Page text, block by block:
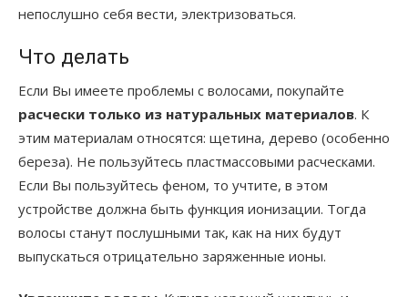
непослушно себя вести, электризоваться.
Что делать
Если Вы имеете проблемы с волосами, покупайте
расчески только из натуральных материалов. К
этим материалам относятся: щетина, дерево (особенно
береза). Не пользуйтесь пластмассовыми расческами.
Если Вы пользуйтесь феном, то учтите, в этом
устройстве должна быть функция ионизации. Тогда
волосы станут послушными так, как на них будут
выпускаться отрицательно заряженные ионы.